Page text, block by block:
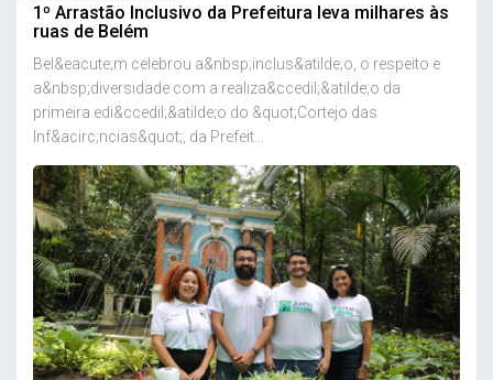
1º Arrastão Inclusivo da Prefeitura leva milhares às
ruas de Belém
Bel&eacute;m celebrou a&nbsp;inclus&atilde;o, o respeito e
a&nbsp;diversidade com a realiza&ccedil;&atilde;o da
primeira edi&ccedil;&atilde;o do &quot;Cortejo das
Inf&acirc;ncias&quot;, da Prefeit...